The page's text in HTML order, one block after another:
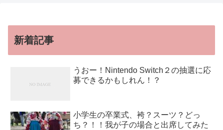
新着記事
うおー！Nintendo Switch２の抽選に応
募できるかもしれん！？
小学生の卒業式、袴？スーツ？どっ
ち？！！我が子の場合と出席してみた